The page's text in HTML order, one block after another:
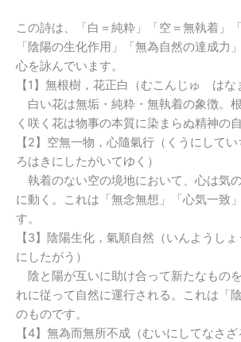
この詩は、「白＝純粋」「空＝無執着」
「陰陽の生化作用」「無為自然の達成力
心を詠んでいます。
【1】無根樹，花正白（むこんじゅ はな
白い花は無垢・純粋・無執着の象徴。
く咲く花は物事の本質に染まらぬ精神の
【2】空無一物，心隨氣行（くうにして
ろはきにしたがいてゆく）
執着のない空の境地において、心は気
に動く。これは「無念無想」「心気一致
す。
【3】陰陽生化，氣順自然（いんようし
にしたがう）
陰と陽が互いに助け合って新たなもの
れに従って自然に運行される。これは「
のものです。
【4】無為而無所不成（むいにしてなさざ